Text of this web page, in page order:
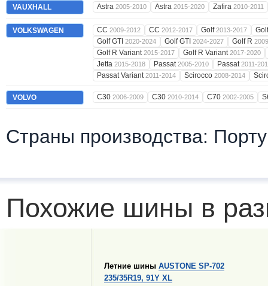
VAUXHALL Astra 2005-2010 Astra 2015-2020 Zafira 2010-2011
VOLKSWAGEN CC 2009-2012 CC 2012-2017 Golf2013-2017
Golf GTI 2020-2024 Golf GTI 2024-2027 Golf R
Golf R Variant2015-2017 Golf R Variant2017-2020
Jetta 2015-2018 Passat2005-2010 Passat2011-
Passat Variant2011-2014 Scirocco 2008-2014
VOLVO C30 2006-2009 C30 2010-2014 C70 2002-2005
Страны производства:
Похожие шины в
Летние шины AUSTONE SP-702
235/35R19, 91Y XL